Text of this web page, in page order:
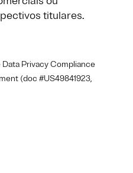
titulares.
Privacy Compliance
(doc #US49841923,